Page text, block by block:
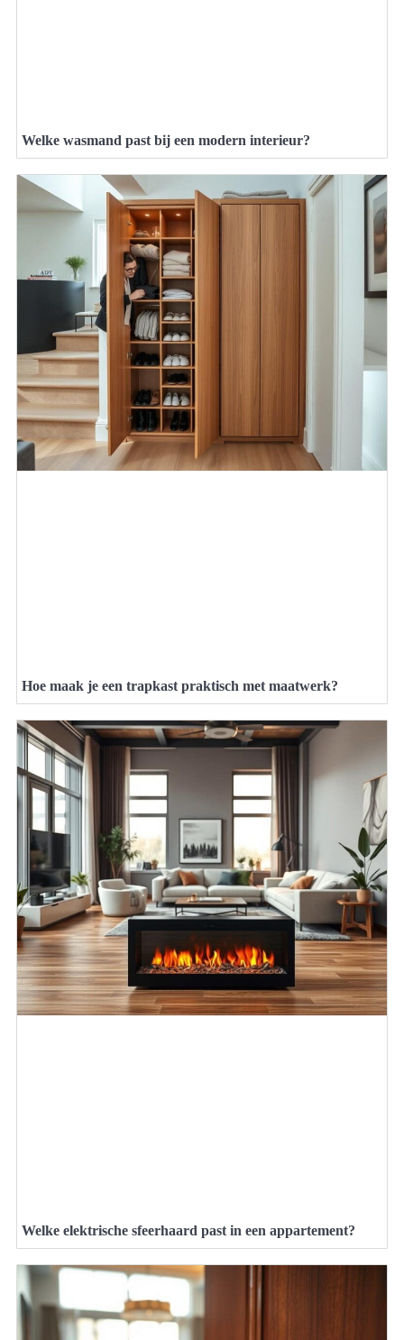
Welke wasmand past bij een modern interieur?
Hoe maak je een trapkast praktisch met maatwerk?
Welke elektrische sfeerhaard past in een appartement?